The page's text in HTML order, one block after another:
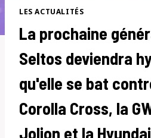
LES ACTUALITÉS
La prochaine
Seltos deviendra
qu'elle se bat
Corolla Cross, la
Jolion et la